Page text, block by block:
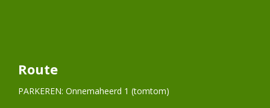
Route
PARKEREN: Onnemaheerd 1 (tomtom)